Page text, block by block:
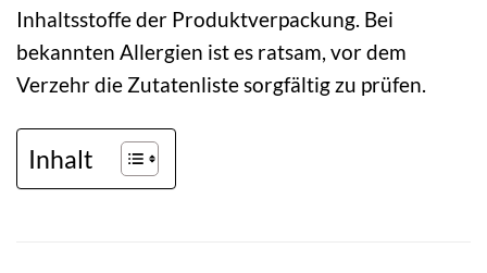
Inhaltsstoffe der Produktverpackung. Bei
bekannten Allergien ist es ratsam, vor dem
Verzehr die Zutatenliste sorgfältig zu prüfen.
Inhalt